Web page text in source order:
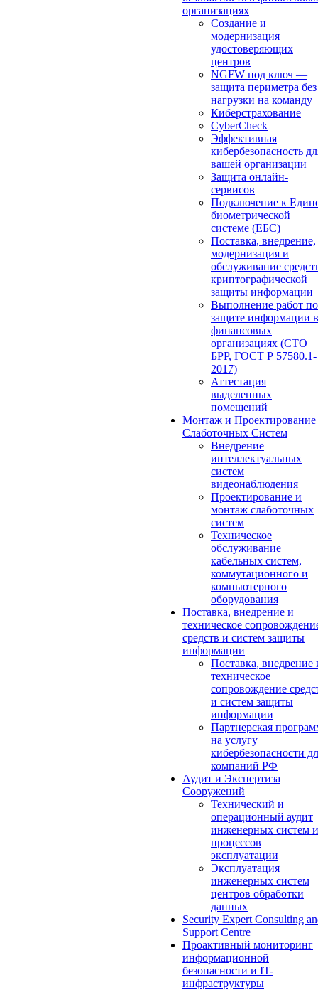
организациях
Создание и
модернизация
удостоверяющих
центров
NGFW под ключ —
защита периметра без
нагрузки на команду
Киберстрахование
CyberCheck
Эффективная
кибербезопасность
вашей организации
Защита онлайн-
сервисов
Подключение к
биометрической
системе (ЕБС)
Поставка, внедрение,
модернизация и
обслуживание
криптографической
защиты информации
Выполнение работ по
защите информации в
финансовых
организациях (СТО
БРР, ГОСТ Р 57580.1-
2017)
Аттестация
выделенных
помещений
Монтаж и Проектирование
Слаботочных Систем
Внедрение
интеллектуальных
систем
видеонаблюдения
Проектирование и
монтаж слаботочных
систем
Техническое
обслуживание
кабельных систем,
коммутационного и
компьютерного
оборудования
Поставка, внедрение и
техническое
средств и систем защиты
информации
Поставка, внедрение
техническое
сопровождение
и систем защиты
информации
Партнерская
на услугу
кибербезопасности
компаний РФ
Аудит и Экспертиза
Сооружений
Технический и
операционный аудит
инженерных систем и
процессов
эксплуатации
Эксплуатация
инженерных систем
центров обработки
данных
Security Expert Consulting
Support Centre
Проактивный мониторинг
информационной
безопасности и IT-
инфраструктуры